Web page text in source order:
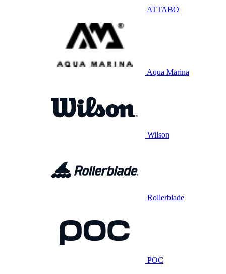
ATTABO
Aqua Marina
Wilson
Rollerblade
POC